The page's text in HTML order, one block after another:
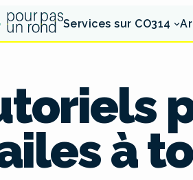
Services sur CO314
à